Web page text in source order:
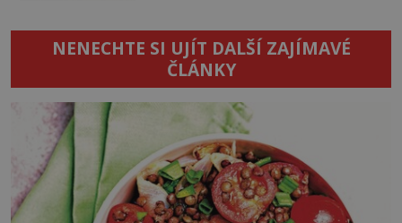
NENECHTE SI UJÍT DALŠÍ ZAJÍMAVÉ
ČLÁNKY